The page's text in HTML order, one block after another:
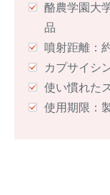
酪農学園大
品
噴射距離：
カプサイシ
使い慣れた
使用期限：